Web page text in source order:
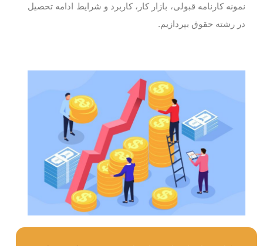
نمونه کارنامه قبولی، بازار کار، کاربرد و شرایط ادامه تحصیل
در رشته حقوق بپردازیم.